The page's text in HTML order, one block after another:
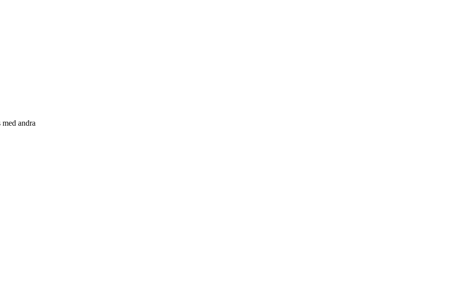
andra